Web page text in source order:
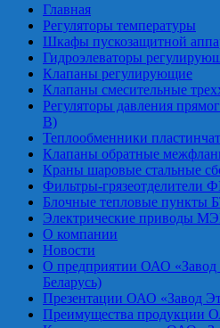
Главная
Регуляторы температуры
Шкафы пускозащитной
Гидроэлеваторы
Клапаны регулирующие
Клапаны смесительные
Регуляторы давления
В)
Теплообменники
Клапаны обратные
Краны шаровые стальные
Фильтры-грязеотделители
Блочные тепловые пункты
Электрические приводы
О компании
Новости
О предприятии ОАО «Завод
Беларусь)
Презентации ОАО «Завод
Преимущества продукции